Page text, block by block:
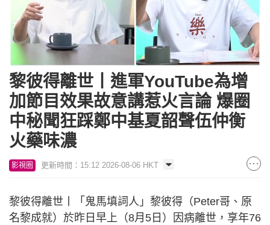
黎彼得離世丨進軍YouTube為增
加節目效果故意講惹火言論 爆圈
中秘聞狂踩鄭中基夏韶聲伍仲衡
火藥味濃
影視圈 更新時間：15:12 2026-08-06 HKT
黎彼得離世丨「鬼馬填詞人」黎彼得（Peter哥、原
名黎成就）於昨日早上（8月5日）因病離世，享年76